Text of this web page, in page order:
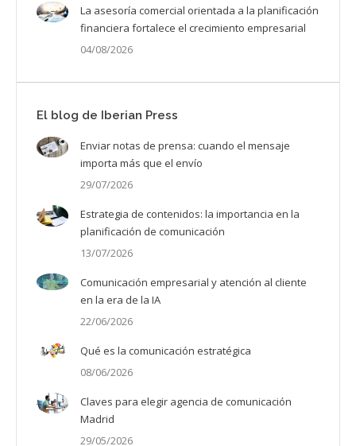
La asesoría comercial orientada a la planificación
financiera fortalece el crecimiento empresarial
04/08/2026
El blog de Iberian Press
Enviar notas de prensa: cuando el mensaje
importa más que el envío
29/07/2026
Estrategia de contenidos: la importancia en la
planificación de comunicación
13/07/2026
Comunicación empresarial y atención al cliente
en la era de la IA
22/06/2026
Qué es la comunicación estratégica
08/06/2026
Claves para elegir agencia de comunicación
Madrid
29/05/2026